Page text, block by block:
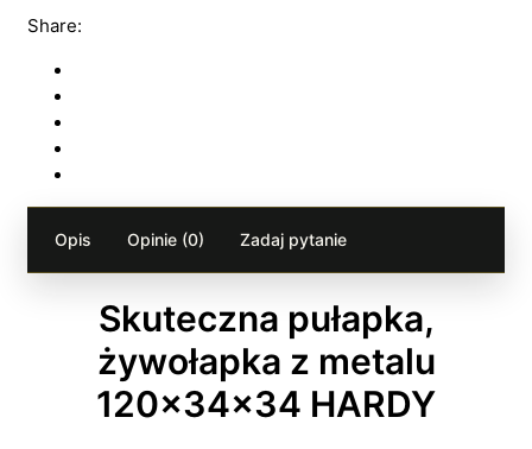
Share:
Opis Opinie (0) Zadaj pytanie
Skuteczna pułapka,
żywołapka z metalu
120x34x34 HARDY